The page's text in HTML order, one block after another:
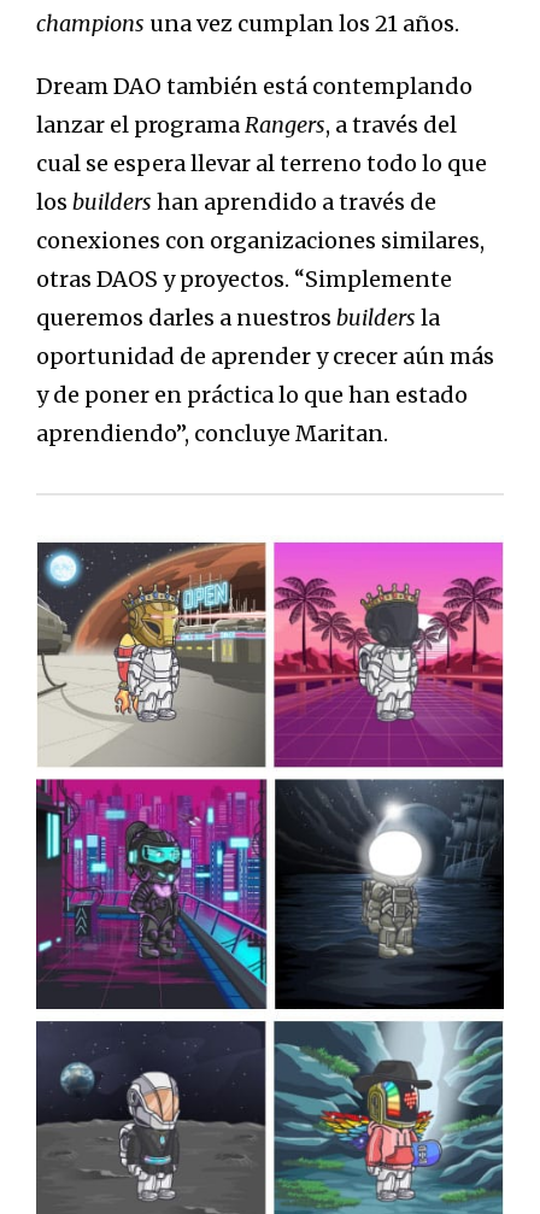
champions una vez cumplan los 21 años.
Dream DAO también está contemplando
lanzar el programaRangers, a través del
cual se espera llevar al terreno todo lo que
los builders han aprendido a través de
conexiones con organizaciones similares,
otras DAOS y proyectos. “Simplemente
queremos darles a nuestros builders la
oportunidad de aprender y crecer aún más
y de poner en práctica lo que han estado
aprendiendo”, concluye Maritan.